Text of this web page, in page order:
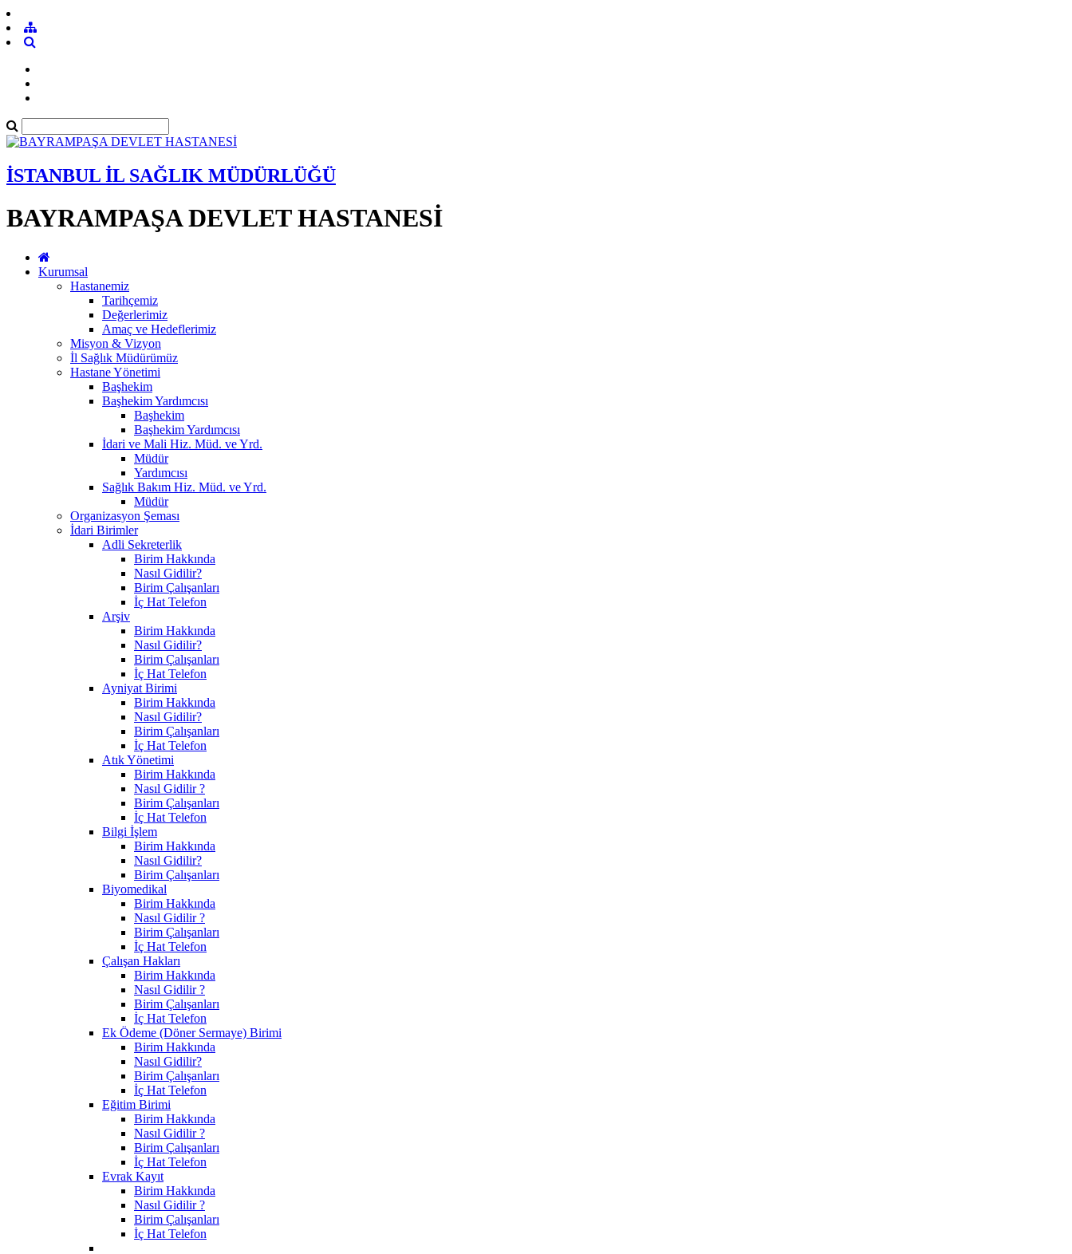
İSTANBUL İL SAĞLIK MÜDÜRLÜĞÜ
BAYRAMPAŞA DEVLET HASTANESİ
Kurumsal
Hastanemiz
Tarihçemiz
Değerlerimiz
Amaç ve Hedeflerimiz
Misyon & Vizyon
İl Sağlık Müdürümüz
Hastane Yönetimi
Başhekim
Başhekim Yardımcısı
Başhekim
Başhekim Yardımcısı
İdari ve Mali Hiz. Müd. ve Yrd.
Müdür
Yardımcısı
Sağlık Bakım Hiz. Müd. ve Yrd.
Müdür
Organizasyon Şeması
İdari Birimler
Adli Sekreterlik
Birim Hakkında
Nasıl Gidilir?
Birim Çalışanları
İç Hat Telefon
Arşiv
Birim Hakkında
Nasıl Gidilir?
Birim Çalışanları
İç Hat Telefon
Ayniyat Birimi
Birim Hakkında
Nasıl Gidilir?
Birim Çalışanları
İç Hat Telefon
Atık Yönetimi
Birim Hakkında
Nasıl Gidilir ?
Birim Çalışanları
İç Hat Telefon
Bilgi İşlem
Birim Hakkında
Nasıl Gidilir?
Birim Çalışanları
Biyomedikal
Birim Hakkında
Nasıl Gidilir ?
Birim Çalışanları
İç Hat Telefon
Çalışan Hakları
Birim Hakkında
Nasıl Gidilir ?
Birim Çalışanları
İç Hat Telefon
Ek Ödeme (Döner Sermaye) Birimi
Birim Hakkında
Nasıl Gidilir?
Birim Çalışanları
İç Hat Telefon
Eğitim Birimi
Birim Hakkında
Nasıl Gidilir ?
Birim Çalışanları
İç Hat Telefon
Evrak Kayıt
Birim Hakkında
Nasıl Gidilir ?
Birim Çalışanları
İç Hat Telefon